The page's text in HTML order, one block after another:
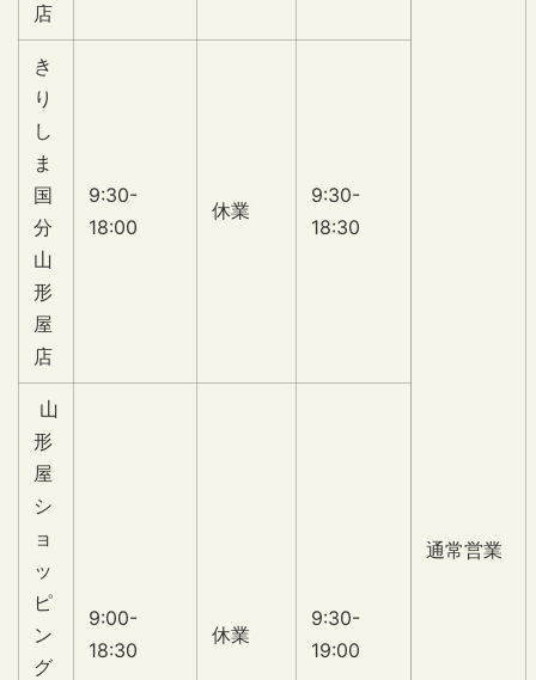
通常営業
店
き
り
し
ま
国
分
山
形
屋
店
9:30-
18:00
休業
9:30-
18:30
山
形
屋
シ
ョ
ッ
ピ
ン
グ
9:00-
18:30
休業
9:30-
19:00